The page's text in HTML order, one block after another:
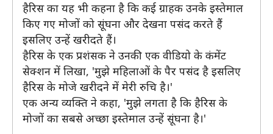
हैरिस का यह भी कहना है कि कई ग्राहक उनके इस्तेमाल
किए गए मोजों को सूंघना और देखना पसंद करते हैं
इसलिए उन्हें खरीदते हैं।
हैरिस के एक प्रशंसक ने उनकी एक वीडियो के कंमेंट
सेक्शन में लिखा, 'मुझे महिलाओं के पैर पसंद है इसलिए
हैरिस के मोजे खरीदने में मेरी रुचि है।'
एक अन्य व्यक्ति ने कहा, 'मुझे लगता है कि हैरिस के
मोजों का सबसे अच्छा इस्तेमाल उन्हें सूंघना है।'